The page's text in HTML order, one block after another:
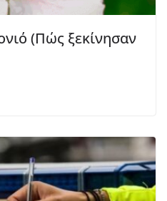
(Πώς ξεκίνησαν